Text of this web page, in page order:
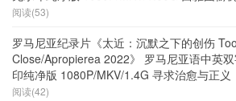
阅读(53)
罗马尼亚纪录片《太近：沉默之下的创伤 Too
Close/Apropierea 2022》 罗马尼亚语中英
印纯净版 1080P/MKV/1.4G 寻求治愈与正义
阅读(42)